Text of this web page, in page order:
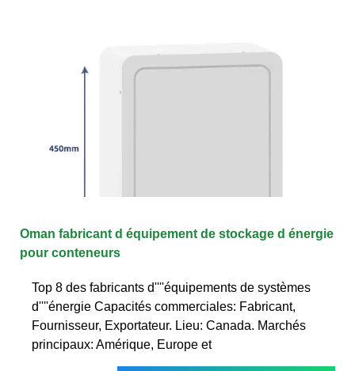
Oman fabricant d équipement de stockage d énergie
pour conteneurs
Top 8 des fabricants d''''équipements de systèmes
d''''énergie Capacités commerciales: Fabricant,
Fournisseur, Exportateur. Lieu: Canada. Marchés
principaux: Amérique, Europe et